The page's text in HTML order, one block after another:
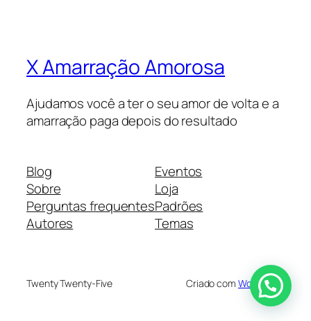
X Amarração Amorosa
Ajudamos você a ter o seu amor de volta e a
amarração paga depois do resultado
Blog
Sobre
Perguntas frequentes
Autores
Eventos
Loja
Padrões
Temas
Twenty Twenty-Five Criado com WordPress
Como posso ajudar?